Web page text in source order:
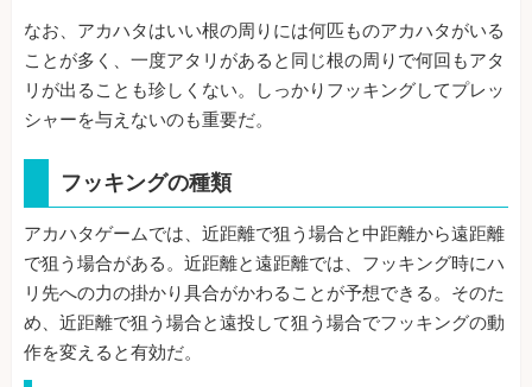
なお、アカハタはいい根の周りには何匹ものアカハタがいる
ことが多く、一度アタリがあると同じ根の周りで何回もアタ
リが出ることも珍しくない。しっかりフッキングしてプレッ
シャーを与えないのも重要だ。
フッキングの種類
アカハタゲームでは、近距離で狙う場合と中距離から遠距離
で狙う場合がある。近距離と遠距離では、フッキング時にハ
リ先への力の掛かり具合がかわることが予想できる。そのた
め、近距離で狙う場合と遠投して狙う場合でフッキングの動
作を変えると有効だ。